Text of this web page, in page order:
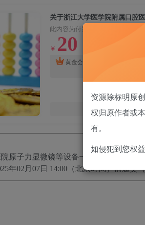
此内容为付费资源，请付费后查看
￥ 20
黄金会员
您当
原子力显微镜等设备一批
年02月07日 14:00 （北京时间）前递
资源除标明原
权归原作者或
有。
如侵犯到您权